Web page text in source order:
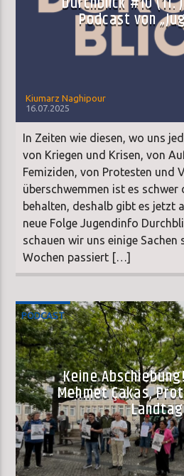
Podcast von
Kiumarz Naghipour
16.07.2025
In Zeiten wie diesen, wo uns
von Kriegen und Krisen, von
Femiziden, von Protesten und
überschwemmen ist es schwer
behalten, deshalb gibt es jetzt
neue Folge Jugendinfo
schauen wir uns einige Sachen
Wochen passiert […]
PODCAST
Keine
Mehmet Çakas,